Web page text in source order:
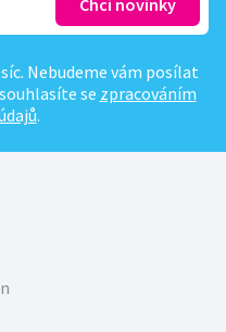
Nebudeme vám posílat
se zpracováním
.